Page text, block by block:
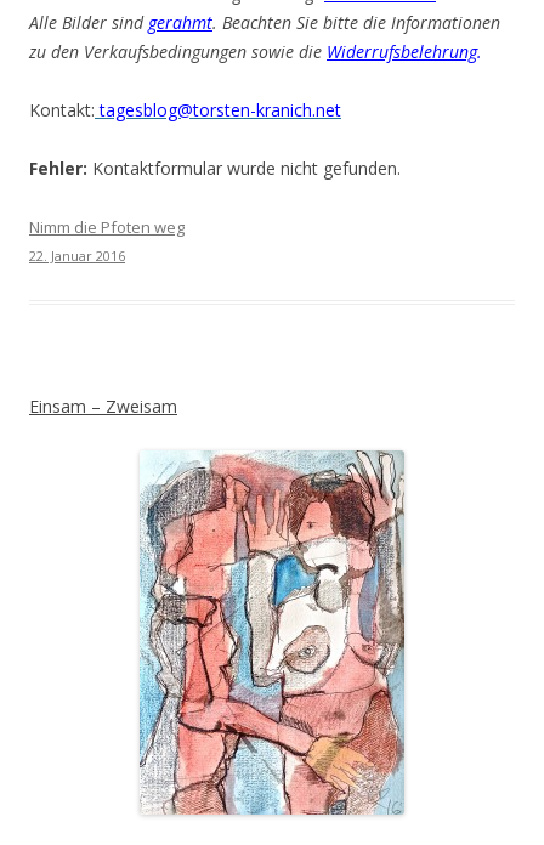
Alle Bilder sind gerahmt. Beachten Sie bitte die Informationen
zu den Verkaufsbedingungen sowie die Widerrufsbelehrung.
Kontakt: tagesblog@torsten-kranich.net
Fehler: Kontaktformular wurde nicht gefunden.
Nimm die Pfoten weg
22. Januar 2016
Einsam – Zweisam